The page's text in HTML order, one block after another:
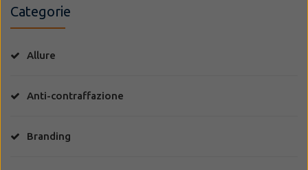
Categorie
Allure
Anti-contraffazione
Branding